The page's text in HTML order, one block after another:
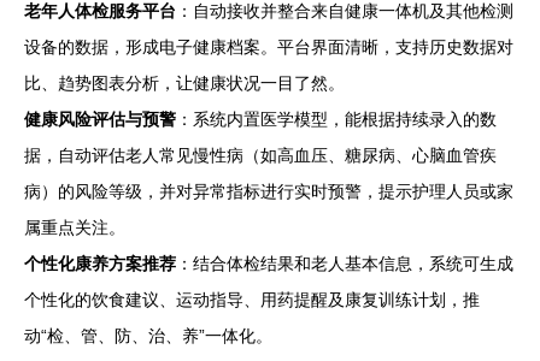
老年人体检服务平台 ：自动接收并整合来自健康一体机及其他检测
设备的数据，形成电子健康档案。平台界面清晰，支持历史数据对
比、趋势图表分析，让健康状况一目了然。
健康风险评估与预警 ：系统内置医学模型，能根据持续录入的数
据，自动评估老人常见慢性病（如高血压、糖尿病、心脑血管疾
病）的风险等级，并对异常指标进行实时预警，提示护理人员或家
属重点关注。
个性化康养方案推荐 ：结合体检结果和老人基本信息，系统可生成
个性化的饮食建议、运动指导、用药提醒及康复训练计划，推
动“检、管、防、治、养”一体化。